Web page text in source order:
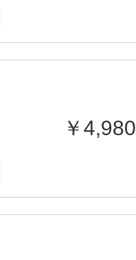
￥4,980